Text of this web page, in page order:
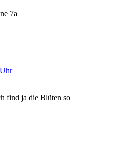
7a
find ja die Blüten so